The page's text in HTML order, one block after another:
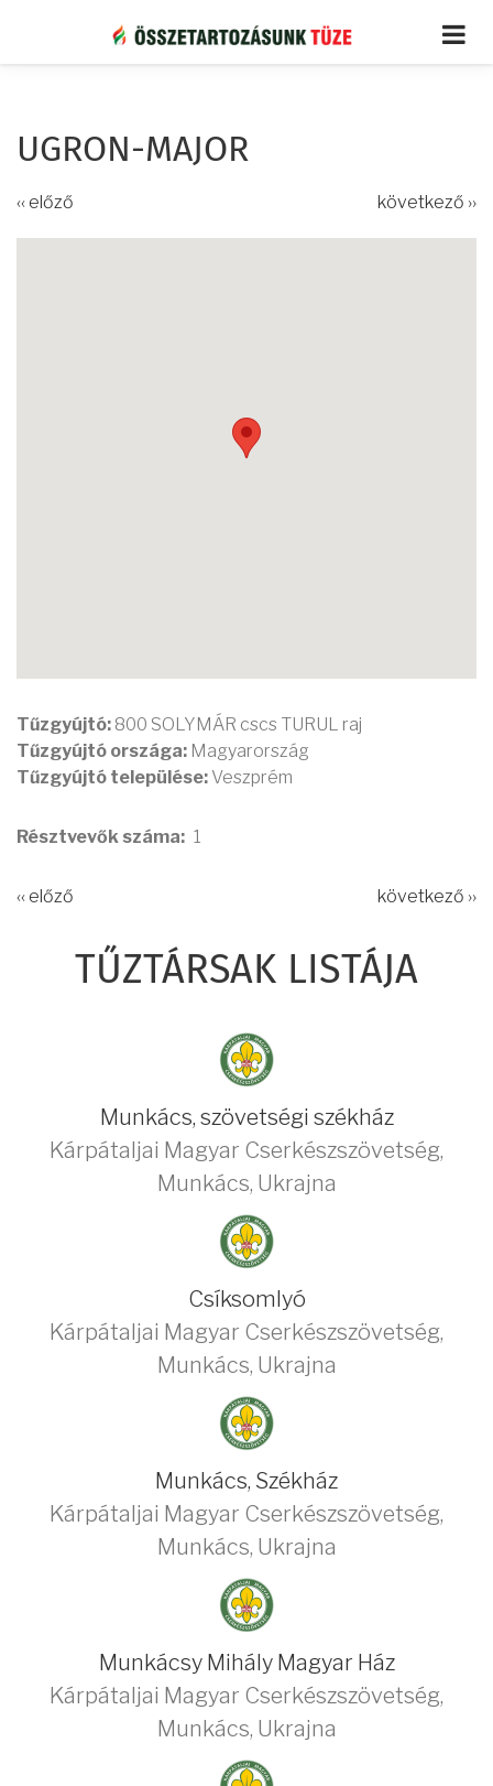
tartalomra
UGRON-MAJOR
‹‹ előző következő ››
Tűzgyújtó: 800 SOLYMÁR cscs TURUL raj
Tűzgyújtó országa: Magyarország
Tűzgyújtó települése: Veszprém
Résztvevők száma 1
‹‹ előző következő ››
TŰZTÁRSAK LISTÁJA
Munkács, szövetségi székház
Kárpátaljai Magyar Cserkészszövetség,
Munkács, Ukrajna
Csíksomlyó
Kárpátaljai Magyar Cserkészszövetség,
Munkács, Ukrajna
Munkács, Székház
Kárpátaljai Magyar Cserkészszövetség,
Munkács, Ukrajna
Munkácsy Mihály Magyar Ház
Kárpátaljai Magyar Cserkészszövetség,
Munkács, Ukrajna